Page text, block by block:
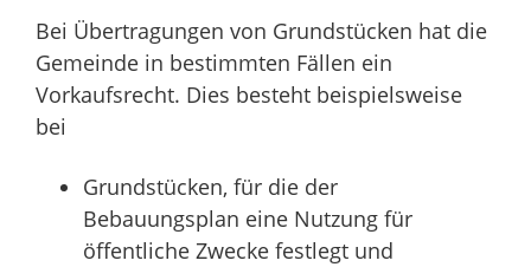
Bei Übertragungen von Grundstücken hat die
Gemeinde in bestimmten Fällen ein
Vorkaufsrecht. Dies besteht beispielsweise
bei
Grundstücken, für die der
Bebauungsplan eine Nutzung für
öffentliche Zwecke festlegt und